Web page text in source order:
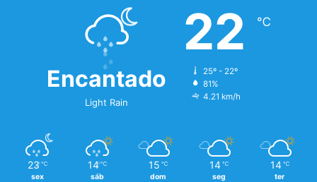
Encantado
Light Rain
22 ℃
25º - 22º
81%
4.21 km/h
23 ℃
sex
14 ℃
sáb
15 ℃
dom
14 ℃
seg
14 ℃
ter